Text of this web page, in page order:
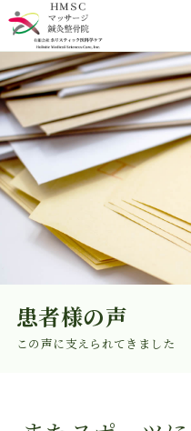
患者様の声
この声に支えられてきました